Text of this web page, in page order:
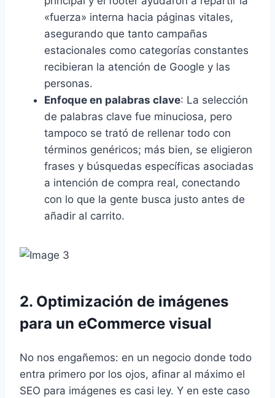
«fuerza» interna hacia páginas vitales,
asegurando que tanto campañas
estacionales como categorías constantes
recibieran la atención de Google y las
personas.
Enfoque en palabras clave: La selección
de palabras clave fue minuciosa, pero
tampoco se trató de rellenar todo con
términos genéricos; más bien, se eligieron
frases y búsquedas específicas asociadas
a intención de compra real, conectando
con lo que la gente busca justo antes de
añadir al carrito.
2. Optimización de imágenes
para un eCommerce visual
No nos engañemos: en un negocio donde todo
entra primero por los ojos, afinar al máximo el
SEO para imágenes es casi ley. Y en este caso